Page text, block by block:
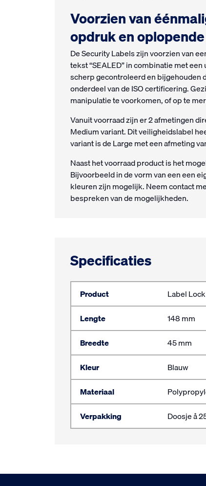
Voorzien van
opdruk en
De Security Labels zijn voorzien van
tekst “SEALED” in combinatie met
scherp gecontroleerd en bijgehouden
onderdeel van de ISO certificering.
manipulatie te voorkomen, of op te
Vanuit voorraad zijn er 2 afmetingen
Medium variant. Dit veiligheidslabel
variant is de Large met een afmeting
Naast het voorraad product is het
Bijvoorbeeld in de vorm van een een
kleuren zijn mogelijk. Neem contact
bespreken van de mogelijkheden.
Specificaties
Product Label
Lengte
148 mm
Breedte
45 mm
Kleur
Blauw
Materiaal
Verpakking
Doosje å